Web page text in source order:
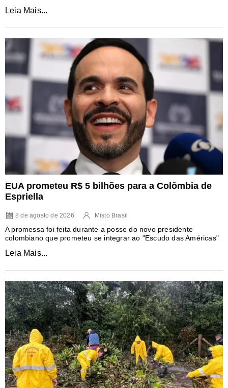
Leia Mais...
EUA prometeu R$ 5 bilhões para a Colômbia de
Espriella
8 de agosto de 2026 Misto Brasil
A promessa foi feita durante a posse do novo presidente
colombiano que prometeu se integrar ao "Escudo das Américas"
Leia Mais...